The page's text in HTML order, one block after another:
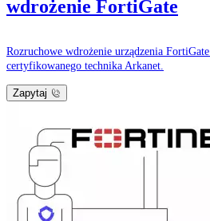
wdrożenie FortiGate
Rozruchowe wdrożenie urządzenia
certyfikowanego technika Arkanet.
Zapytaj